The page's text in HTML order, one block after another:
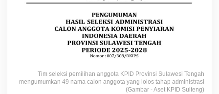
Tim seleksi pemilihan anggota KPID Provinsi Sulawesi Tengah
mengumumkan 49 nama calon anggota yang lolos tahap administrasi
(Gambar - Aset KPID Sulteng)